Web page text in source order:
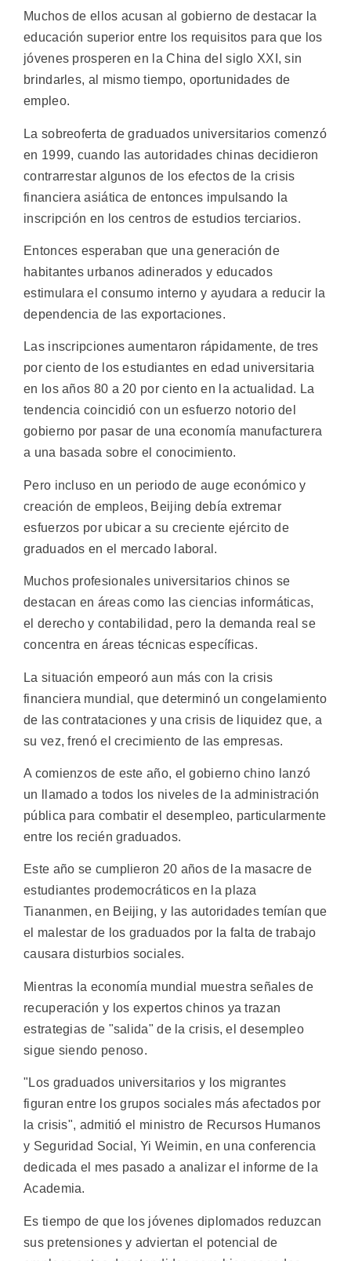
Muchos de ellos acusan al gobierno de destacar la
educación superior entre los requisitos para que los
jóvenes prosperen en la China del siglo XXI, sin
brindarles, al mismo tiempo, oportunidades de
empleo.
La sobreoferta de graduados universitarios comenzó
en 1999, cuando las autoridades chinas decidieron
contrarrestar algunos de los efectos de la crisis
financiera asiática de entonces impulsando la
inscripción en los centros de estudios terciarios.
Entonces esperaban que una generación de
habitantes urbanos adinerados y educados
estimulara el consumo interno y ayudara a reducir la
dependencia de las exportaciones.
Las inscripciones aumentaron rápidamente, de tres
por ciento de los estudiantes en edad universitaria
en los años 80 a 20 por ciento en la actualidad. La
tendencia coincidió con un esfuerzo notorio del
gobierno por pasar de una economía manufacturera
a una basada sobre el conocimiento.
Pero incluso en un periodo de auge económico y
creación de empleos, Beijing debía extremar
esfuerzos por ubicar a su creciente ejército de
graduados en el mercado laboral.
Muchos profesionales universitarios chinos se
destacan en áreas como las ciencias informáticas,
el derecho y contabilidad, pero la demanda real se
concentra en áreas técnicas específicas.
La situación empeoró aun más con la crisis
financiera mundial, que determinó un congelamiento
de las contrataciones y una crisis de liquidez que, a
su vez, frenó el crecimiento de las empresas.
A comienzos de este año, el gobierno chino lanzó
un llamado a todos los niveles de la administración
pública para combatir el desempleo, particularmente
entre los recién graduados.
Este año se cumplieron 20 años de la masacre de
estudiantes prodemocráticos en la plaza
Tiananmen, en Beijing, y las autoridades temían que
el malestar de los graduados por la falta de trabajo
causara disturbios sociales.
Mientras la economía mundial muestra señales de
recuperación y los expertos chinos ya trazan
estrategias de "salida" de la crisis, el desempleo
sigue siendo penoso.
"Los graduados universitarios y los migrantes
figuran entre los grupos sociales más afectados por
la crisis", admitió el ministro de Recursos Humanos
y Seguridad Social, Yi Weimin, en una conferencia
dedicada el mes pasado a analizar el informe de la
Academia.
Es tiempo de que los jóvenes diplomados reduzcan
sus pretensiones y adviertan el potencial de